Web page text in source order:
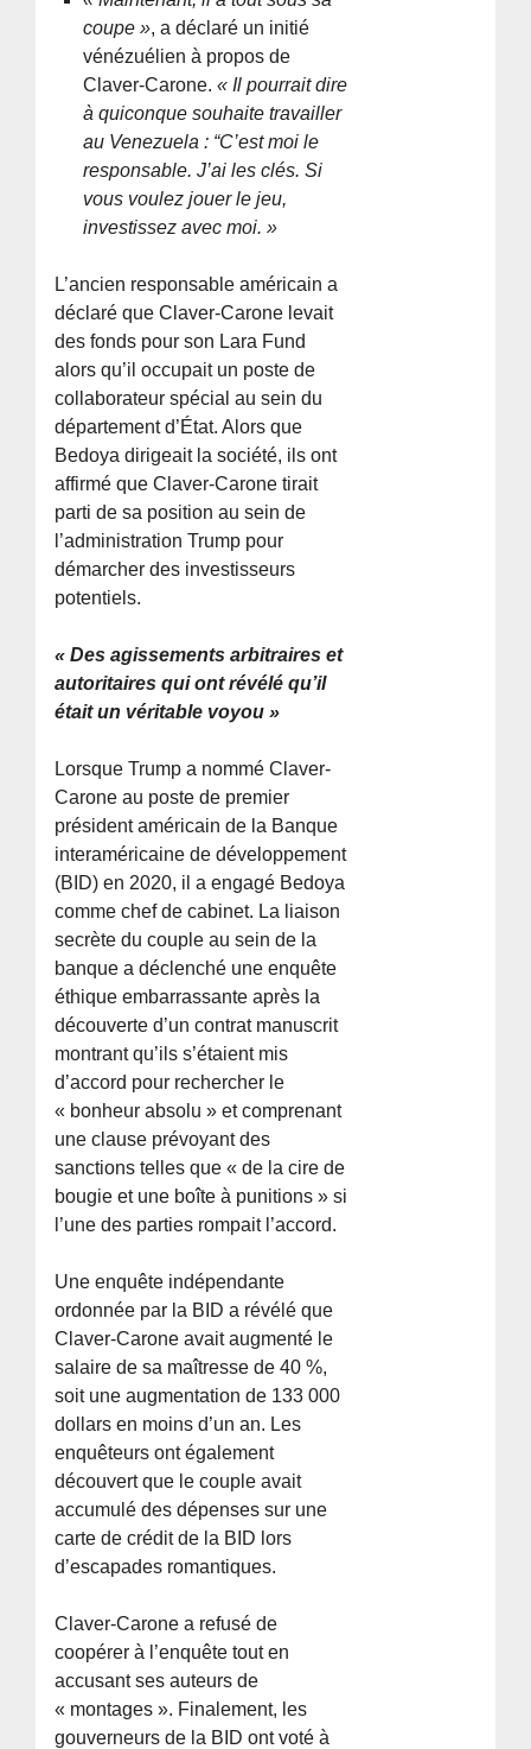
coupe », a déclaré un initié
vénézuélien à propos de
Claver-Carone.« Il pourrait dire
à quiconque souhaite travailler
au Venezuela : “C’est moi le
responsable. J’ai les clés. Si
vous voulez jouer le jeu,
investissez avec moi. »
L’ancien responsable américain a
déclaré que Claver-Carone levait
des fonds pour son Lara Fund
alors qu’il occupait un poste de
collaborateur spécial au sein du
département d’État. Alors que
Bedoya dirigeait la société, ils ont
affirmé que Claver-Carone tirait
parti de sa position au sein de
l’administration Trump pour
démarcher des investisseurs
potentiels.
« Des agissements arbitraires et
autoritaires qui ont révélé qu’il
était un véritable voyou »
Lorsque Trump a nommé Claver-
Carone au poste de premier
président américain de la Banque
interaméricaine de développement
(BID) en 2020, il a engagé Bedoya
comme chef de cabinet. La liaison
secrète du couple au sein de la
banque a déclenché une enquête
éthique embarrassante après la
découverte d’un contrat manuscrit
montrant qu’ils s’étaient mis
d’accord pour rechercher le
« bonheur absolu » et comprenant
une clause prévoyant des
sanctions telles que « de la cire de
bougie et une boîte à punitions » si
l’une des parties rompait l’accord.
Une enquête indépendante
ordonnée par la BID a révélé que
Claver-Carone avait augmenté le
salaire de sa maîtresse de 40 %,
soit une augmentation de 133 000
dollars en moins d’un an. Les
enquêteurs ont également
découvert que le couple avait
accumulé des dépenses sur une
carte de crédit de la BID lors
d’escapades romantiques.
Claver-Carone a refusé de
coopérer à l’enquête tout en
accusant ses auteurs de
« montages ». Finalement, les
gouverneurs de la BID ont voté à